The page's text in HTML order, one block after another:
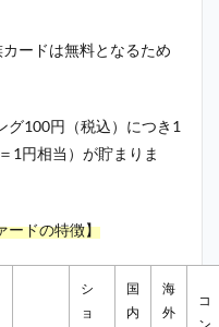
ードは無料となるため
グ100円（税込）につき1
1円相当）が貯まりま
ードの特徴】
シ
ョ
国
内
海
外
コ